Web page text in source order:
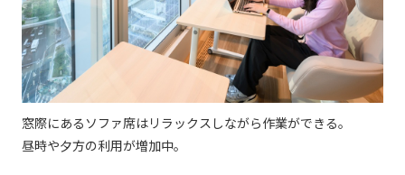
窓際にあるソファ席はリラックスしながら作業ができる。
昼時や夕方の利用が増加中。